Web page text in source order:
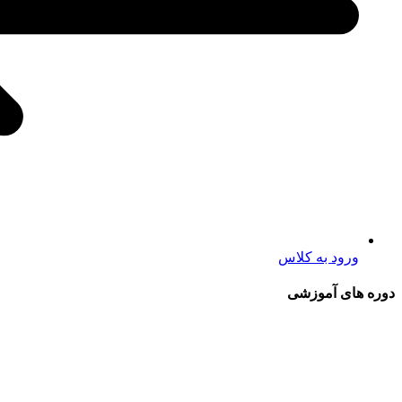
ورود به کلاس
دوره های آموزشی